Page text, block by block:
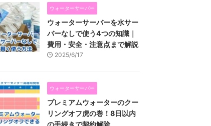
ウォーターサーバー
ウォーターサーバーを水サー
バーなしで使う4つの知識｜
費用・安全・注意点まで解説
2025/6/17
ウォーターサーバー
プレミアムウォーターのクー
リングオフ虎の巻！8日以内
の手続きで契約解除